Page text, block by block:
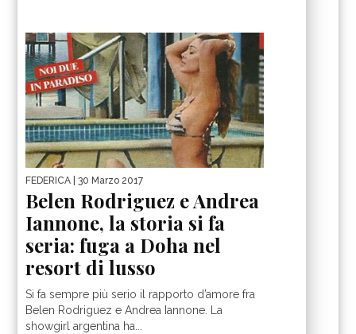
FEDERICA | 30 Marzo 2017
Belen Rodriguez e Andrea
Iannone, la storia si fa
seria: fuga a Doha nel
resort di lusso
Si fa sempre più serio il rapporto d’amore fra
Belen Rodriguez e Andrea Iannone. La
showgirl argentina ha...